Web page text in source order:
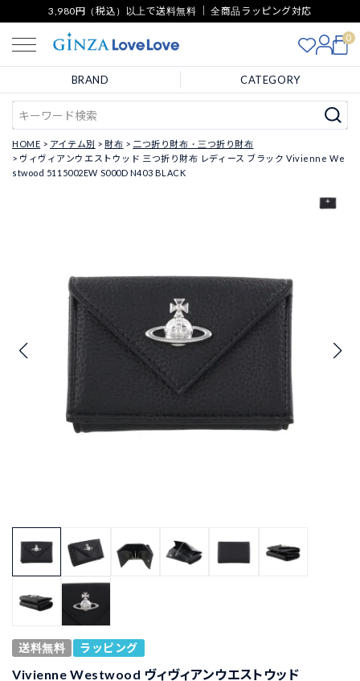
3,980円（税込）以上で送料無料 ｜ 全商品ラッピング対応
0
BRAND CATEGORY
HOME アイテム別 財布
二つ折り財布・三つ折り財布
ヴィヴィアンウエストウッド 三つ折り財布 レディース ブラック Vivienne We
stwood 5115002EW S000D N403 BLACK
送料無料 ラッピング
Vivienne Westwood ヴィヴィアンウエストウッド